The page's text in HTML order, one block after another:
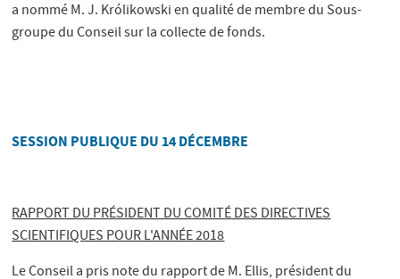
a nommé M. J. Królikowski en qualité de membre du Sous-
groupe du Conseil sur la collecte de fonds.
SESSION PUBLIQUE DU 14 DÉCEMBRE
RAPPORT DU PRÉSIDENT DU COMITÉ DES DIRECTIVES
SCIENTIFIQUES POUR L'ANNÉE 2018
Le Conseil a pris note du rapport de M. Ellis, président du